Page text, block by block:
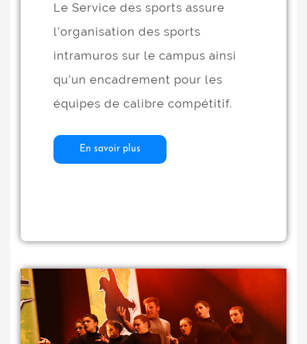
Le Service des sports assure
l’organisation des sports
intramuros sur le campus ainsi
qu’un encadrement pour les
équipes de calibre compétitif.
En savoir plus